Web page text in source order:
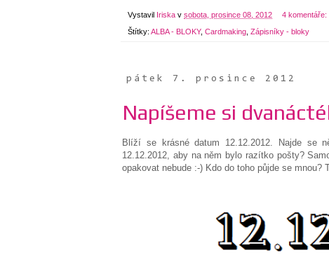
Vystavil Iriska v sobota, prosince 08, 2012 4 komentáře:
Štítky: ALBA - BLOKY, Cardmaking Zápisníky - bloky
pátek 7. prosince 2012
Napíšeme si
Blíží se krásné datum 12.12.2012. Najde se
12.12.2012, aby na něm bylo razítko pošty?
opakovat nebude :-) Kdo do toho půjde se mnou?